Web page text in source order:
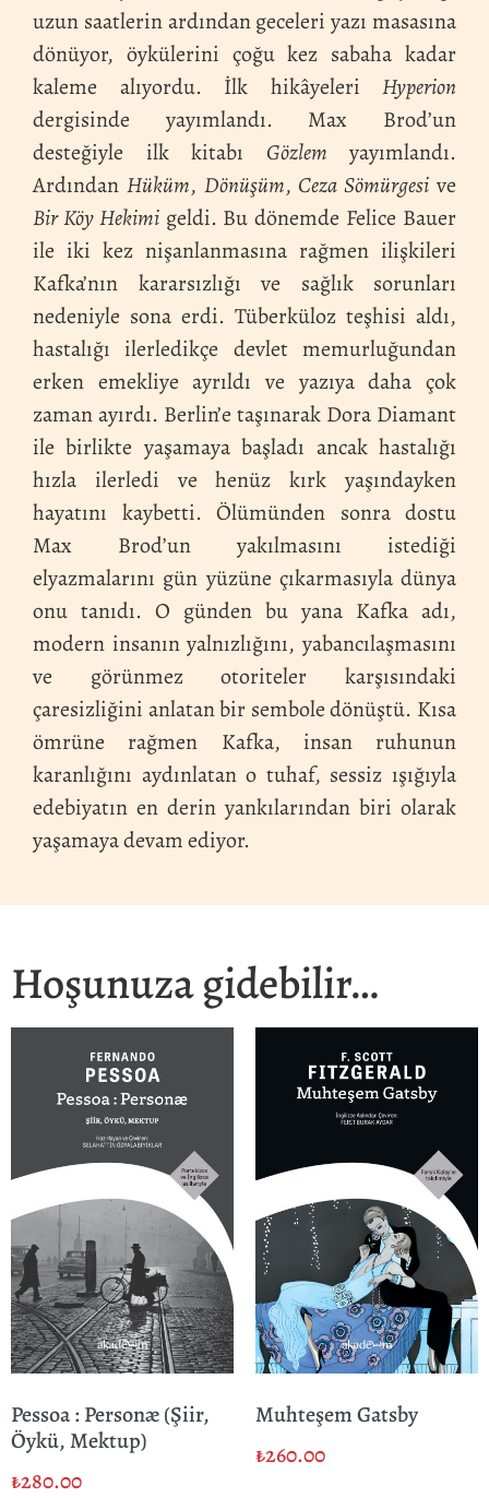
uzun saatlerin ardından geceleri yazı masasına
dönüyor, öykülerini çoğu kez sabaha kadar
kaleme alıyordu. İlk hikâyeleri Hyperion
dergisinde yayımlandı. Max Brod’un
desteğiyle ilk kitabı Gözlem yayımlandı.
Ardından Hüküm, Dönüşüm, Ceza Sömürgesi ve
Bir Köy Hekimigeldi. Bu dönemde Felice Bauer
ile iki kez nişanlanmasına rağmen ilişkileri
Kafka’nın kararsızlığı ve sağlık sorunları
nedeniyle sona erdi. Tüberküloz teşhisi aldı,
hastalığı ilerledikçe devlet memurluğundan
erken emekliye ayrıldı ve yazıya daha çok
zaman ayırdı. Berlin’e taşınarak Dora Diamant
ile birlikte yaşamaya başladı ancak hastalığı
hızla ilerledi ve henüz kırk yaşındayken
hayatını kaybetti. Ölümünden sonra dostu
Max Brod’un yakılmasını istediği
elyazmalarını gün yüzüne çıkarmasıyla dünya
onu tanıdı. O günden bu yana Kafka adı,
modern insanın yalnızlığını, yabancılaşmasını
ve görünmez otoriteler karşısındaki
çaresizliğini anlatan bir sembole dönüştü. Kısa
ömrüne rağmen Kafka, insan ruhunun
karanlığını aydınlatan o tuhaf, sessiz ışığıyla
edebiyatın en derin yankılarından biri olarak
yaşamaya devam ediyor.
Hoşunuza gidebilir…
Pessoa : Personæ (Şiir,
Öykü, Mektup)
₺280.00
Muhteşem Gatsby
₺260.00